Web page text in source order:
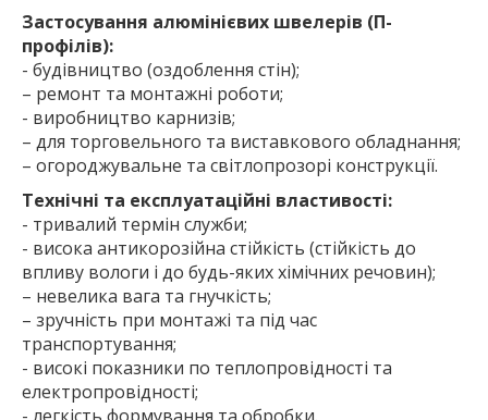
Застосування алюмінієвих швелерів (П-
профілів):
- будівництво (оздоблення стін);
– ремонт та монтажні роботи;
- виробництво карнизів;
– для торговельного та виставкового обладнання;
– огороджувальне та світлопрозорі конструкції.
Технічні та експлуатаційні властивості:
- тривалий термін служби;
- висока антикорозійна стійкість (стійкість до
впливу вологи і до будь-яких хімічних речовин);
– невелика вага та гнучкість;
– зручність при монтажі та під час
транспортування;
- високі показники по теплопровідності та
електропровідності;